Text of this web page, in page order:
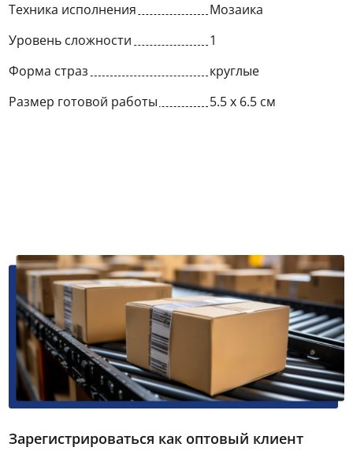
Техника исполнения
Мозаика
Уровень сложности
1
Форма страз
круглые
Размер готовой работы
5.5 x 6.5 см
Зарегистрироваться как оптовый клиент